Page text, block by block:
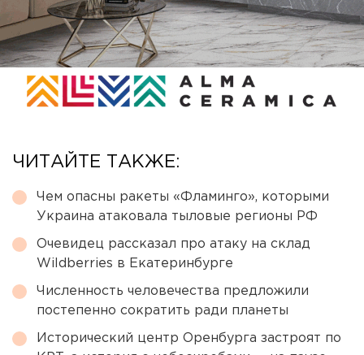
ЧИТАЙТЕ ТАКЖЕ:
Чем опасны ракеты «Фламинго», которыми
Украина атаковала тыловые регионы РФ
Очевидец рассказал про атаку на склад
Wildberries в Екатеринбурге
Численность человечества предложили
постепенно сократить ради планеты
Исторический центр Оренбурга застроят по